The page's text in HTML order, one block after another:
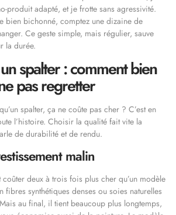
produit adapté, et je frotte sans agressivité.
bien bichonné, comptez une dizaine de
Ce geste simple, mais régulier, sauve
la durée.
spalter : comment bien
pas regretter
spalter, ça ne coûte pas cher ? C’est en
l’histoire. Choisir la qualité fait vite la
de durabilité et de rendu.
malin
deux à trois fois plus cher qu’un modèle
fibres synthétiques denses ou soies naturelles
au final, il tient beaucoup plus longtemps,